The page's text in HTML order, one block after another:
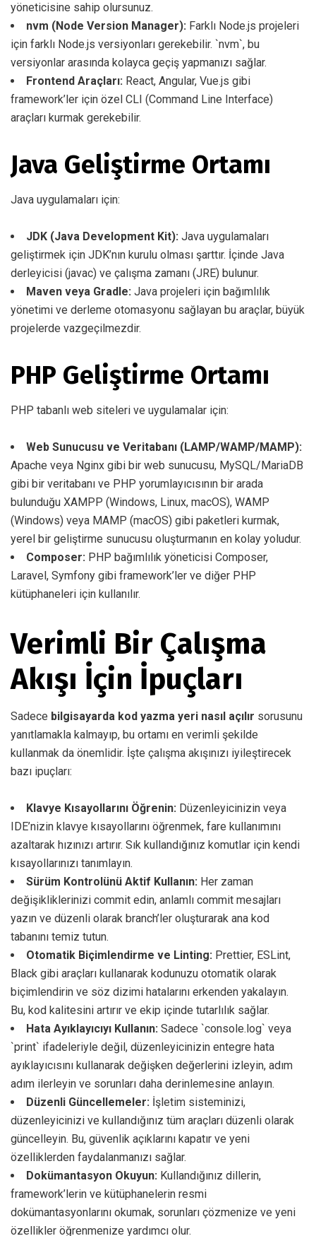
yöneticisine sahip olursunuz.
nvm (Node Version Manager): Farklı Node.js projeleri
için farklı Node.js versiyonları gerekebilir. `nvm`, bu
versiyonlar arasında kolayca geçiş yapmanızı sağlar.
Frontend Araçları: React, Angular, Vue.js gibi
framework’ler için özel CLI (Command Line Interface)
araçları kurmak gerekebilir.
Java Geliştirme Ortamı
Java uygulamaları için:
JDK (Java Development Kit): Java uygulamaları
geliştirmek için JDK’nın kurulu olması şarttır. İçinde Java
derleyicisi (javac) ve çalışma zamanı (JRE) bulunur.
Maven veya Gradle: Java projeleri için bağımlılık
yönetimi ve derleme otomasyonu sağlayan bu araçlar, büyük
projelerde vazgeçilmezdir.
PHP Geliştirme Ortamı
PHP tabanlı web siteleri ve uygulamalar için:
Web Sunucusu ve Veritabanı (LAMP/WAMP/MAMP):
Apache veya Nginx gibi bir web sunucusu, MySQL/MariaDB
gibi bir veritabanı ve PHP yorumlayıcısının bir arada
bulunduğu XAMPP (Windows, Linux, macOS), WAMP
(Windows) veya MAMP (macOS) gibi paketleri kurmak,
yerel bir geliştirme sunucusu oluşturmanın en kolay yoludur.
Composer: PHP bağımlılık yöneticisi Composer,
Laravel, Symfony gibi framework’ler ve diğer PHP
kütüphaneleri için kullanılır.
Verimli Bir Çalışma
Akışı İçin İpuçları
Sadece bilgisayarda kod yazma yeri nasıl açılır sorusunu
yanıtlamakla kalmayıp, bu ortamı en verimli şekilde
kullanmak da önemlidir. İşte çalışma akışınızı iyileştirecek
bazı ipuçları:
Klavye Kısayollarını Öğrenin: Düzenleyicinizin veya
IDE’nizin klavye kısayollarını öğrenmek, fare kullanımını
azaltarak hızınızı artırır. Sık kullandığınız komutlar için kendi
kısayollarınızı tanımlayın.
Sürüm Kontrolünü Aktif Kullanın: Her zaman
değişikliklerinizi commit edin, anlamlı commit mesajları
yazın ve düzenli olarak branch’ler oluşturarak ana kod
tabanını temiz tutun.
Otomatik Biçimlendirme ve Linting: Prettier, ESLint,
Black gibi araçları kullanarak kodunuzu otomatik olarak
biçimlendirin ve söz dizimi hatalarını erkenden yakalayın.
Bu, kod kalitesini artırır ve ekip içinde tutarlılık sağlar.
Hata Ayıklayıcıyı Kullanın: Sadece `console.log` veya
`print` ifadeleriyle değil, düzenleyicinizin entegre hata
ayıklayıcısını kullanarak değişken değerlerini izleyin, adım
adım ilerleyin ve sorunları daha derinlemesine anlayın.
Düzenli Güncellemeler: İşletim sisteminizi,
düzenleyicinizi ve kullandığınız tüm araçları düzenli olarak
güncelleyin. Bu, güvenlik açıklarını kapatır ve yeni
özelliklerden faydalanmanızı sağlar.
Dokümantasyon Okuyun: Kullandığınız dillerin,
framework’lerin ve kütüphanelerin resmi
dokümantasyonlarını okumak, sorunları çözmenize ve yeni
özellikler öğrenmenize yardımcı olur.